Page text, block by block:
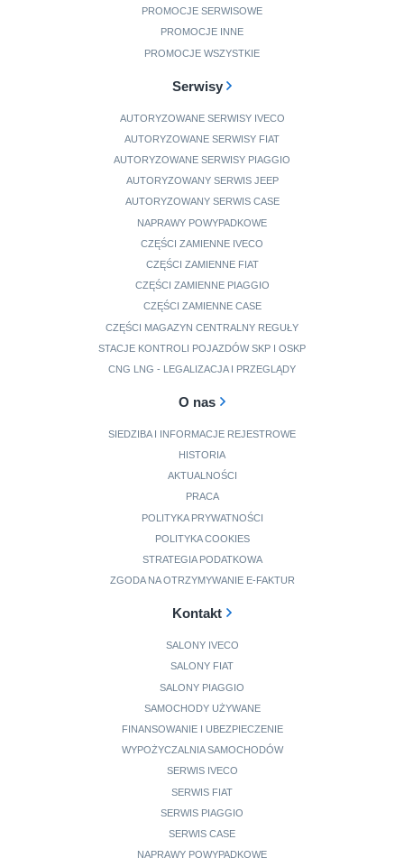
PROMOCJE SERWISOWE
PROMOCJE INNE
PROMOCJE WSZYSTKIE
Serwisy
AUTORYZOWANE SERWISY IVECO
AUTORYZOWANE SERWISY FIAT
AUTORYZOWANE SERWISY PIAGGIO
AUTORYZOWANY SERWIS JEEP
AUTORYZOWANY SERWIS CASE
NAPRAWY POWYPADKOWE
CZĘŚCI ZAMIENNE IVECO
CZĘŚCI ZAMIENNE FIAT
CZĘŚCI ZAMIENNE PIAGGIO
CZĘŚCI ZAMIENNE CASE
CZĘŚCI MAGAZYN CENTRALNY REGUŁY
STACJE KONTROLI POJAZDÓW SKP I OSKP
CNG LNG - LEGALIZACJA I PRZEGLĄDY
O nas
SIEDZIBA I INFORMACJE REJESTROWE
HISTORIA
AKTUALNOŚCI
PRACA
POLITYKA PRYWATNOŚCI
POLITYKA COOKIES
STRATEGIA PODATKOWA
ZGODA NA OTRZYMYWANIE E-FAKTUR
Kontakt
SALONY IVECO
SALONY FIAT
SALONY PIAGGIO
SAMOCHODY UŻYWANE
FINANSOWANIE I UBEZPIECZENIE
WYPOŻYCZALNIA SAMOCHODÓW
SERWIS IVECO
SERWIS FIAT
SERWIS PIAGGIO
SERWIS CASE
NAPRAWY POWYPADKOWE